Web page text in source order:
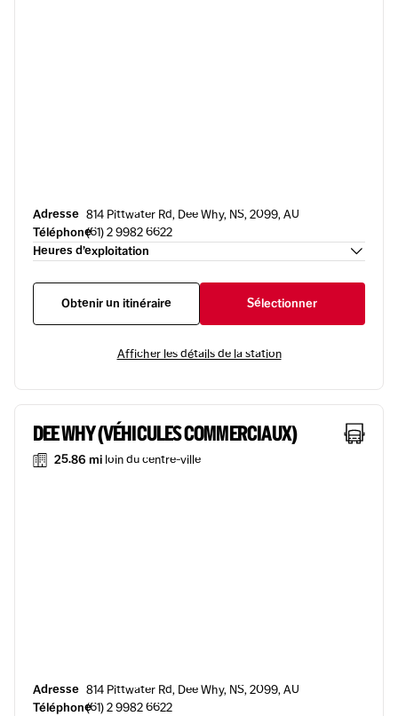
Adresse 814 Pittwater Rd, Dee Why, NS, 2099, AU
Téléphone(61) 2 9982 6622
Heures d’exploitation
Obtenir un itinéraire Sélectionner
Afficher les détails de la station
DEE WHY (VÉHICULES COMMERCIAUX)
25.86 mi loin du centre-ville
Adresse 814 Pittwater Rd, Dee Why, NS, 2099, AU
Téléphone(61) 2 9982 6622